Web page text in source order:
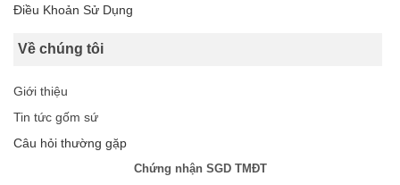
Điều Khoản Sử Dụng
Về chúng tôi
Giới thiệu
Tin tức gốm sứ
Câu hỏi thường gặp
Chứng nhận SGD TMĐT